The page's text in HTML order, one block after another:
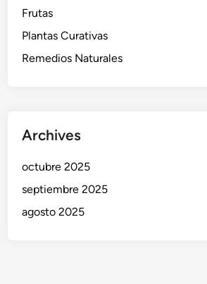
Frutas
Plantas Curativas
Remedios Naturales
Archives
octubre 2025
septiembre 2025
agosto 2025